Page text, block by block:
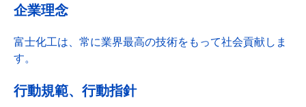
企業理念
富士化工は、常に業界最高の技術をもって社会貢献しま
す。
行動規範、行動指針